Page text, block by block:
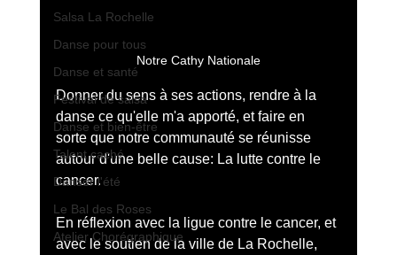
Salsa La Rochelle
Danse pour tous
Danse et santé
Festival de salsa
Danse et bien-être
Talent caché
Danser l'été
Le Bal des Roses
Atelier Chorégraphique
Notre Cathy Nationale
Donner du sens à ses actions, rendre à la
danse ce qu'elle m'a apporté, et faire en
sorte que notre communauté se réunisse
autour d'une belle cause: La lutte contre le
cancer.
En réflexion avec la ligue contre le cancer, et
avec le soutien de la ville de La Rochelle,